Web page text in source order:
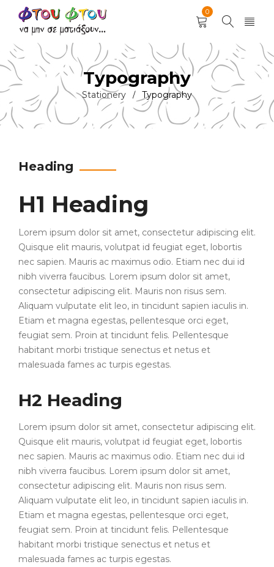
0
Typography
Stationery / Typography
Heading
H1 Heading
Lorem ipsum dolor sit amet, consectetur adipiscing elit.
Quisque elit mauris, volutpat id feugiat eget, lobortis
nec sapien. Mauris ac maximus odio. Etiam nec dui id
nibh viverra faucibus. Lorem ipsum dolor sit amet,
consectetur adipiscing elit. Mauris non risus sem.
Aliquam vulputate elit leo, in tincidunt sapien iaculis in.
Etiam et magna egestas, pellentesque orci eget,
feugiat sem. Proin at tincidunt felis. Pellentesque
habitant morbi tristique senectus et netus et
malesuada fames ac turpis egestas.
H2 Heading
Lorem ipsum dolor sit amet, consectetur adipiscing elit.
Quisque elit mauris, volutpat id feugiat eget, lobortis
nec sapien. Mauris ac maximus odio. Etiam nec dui id
nibh viverra faucibus. Lorem ipsum dolor sit amet,
consectetur adipiscing elit. Mauris non risus sem.
Aliquam vulputate elit leo, in tincidunt sapien iaculis in.
Etiam et magna egestas, pellentesque orci eget,
feugiat sem. Proin at tincidunt felis. Pellentesque
habitant morbi tristique senectus et netus et
malesuada fames ac turpis egestas.